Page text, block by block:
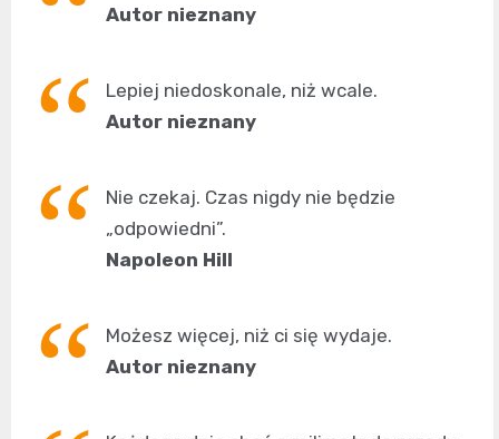
Autor nieznany
Lepiej niedoskonale, niż wcale.
Autor nieznany
Nie czekaj. Czas nigdy nie będzie
„odpowiedni”.
Napoleon Hill
Możesz więcej, niż ci się wydaje.
Autor nieznany